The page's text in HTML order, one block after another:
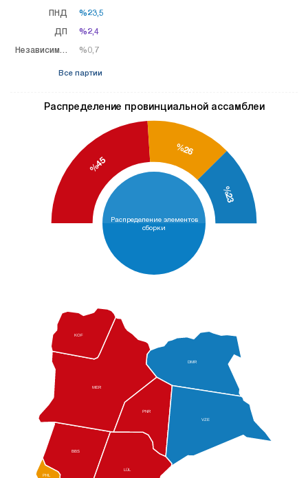
ПНД
ДП
Независимый
%23,5
%2,4
%0,7
%23,5
%2,4
%0,7
Все партии
Распределение провинциальной ассамблеи
%45
%26
%23
Распределение элементов
сборки
BBS
DMR
MER
KOF
LÜL
PHL
PNR
VZE